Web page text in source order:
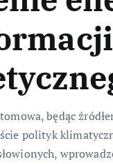
będąc
polityk